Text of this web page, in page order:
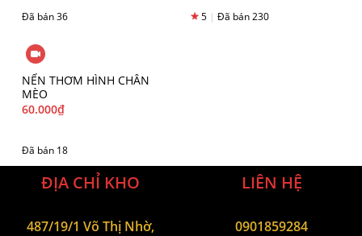
Đã bán 36 5 | Đã bán 230
NẾN THƠM HÌNH CHÂN
MÈO
60.000₫
Đã bán 18
ĐỊA CHỈ KHO
487/19/1 Võ Thị Nhờ,
LIÊN HỆ
0901859284